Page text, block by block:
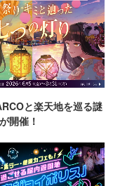
と楽天地を巡る謎
開催！